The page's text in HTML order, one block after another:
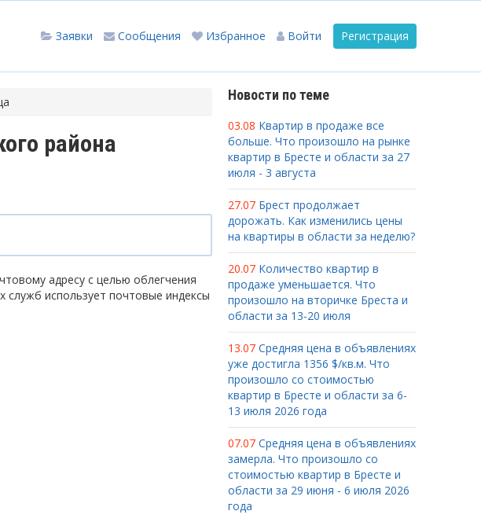
Регистрация
Войти
Избранное
Сообщения
Заявки
района
адресу с целью облегчения
использует почтовые индексы
Новости по теме
03.08 Квартир в продаже все
больше. Что произошло на рынке
квартир в Бресте и области за 27
июля - 3 августа
27.07 Брест продолжает
дорожать. Как изменились цены
на квартиры в области за неделю?
20.07 Количество квартир в
продаже уменьшается. Что
произошло на вторичке Бреста и
области за 13-20 июля
13.07 Средняя цена в объявлениях
уже достигла 1356 $/кв.м. Что
произошло со стоимостью
квартир в Бресте и области за 6-
13 июля 2026 года
07.07 Средняя цена в объявлениях
замерла. Что произошло со
стоимостью квартир в Бресте и
области за 29 июня - 6 июля 2026
года